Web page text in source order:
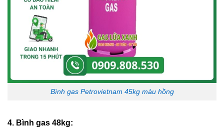
Bình gas Petrovietnam 45kg màu hồng
4. Bình gas 48kg: